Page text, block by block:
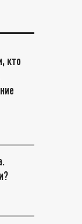
кто